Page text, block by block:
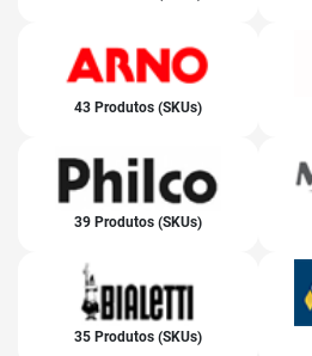
43 Produtos (SKUs)
39 Produtos (SKUs)
35 Produtos (SKUs)